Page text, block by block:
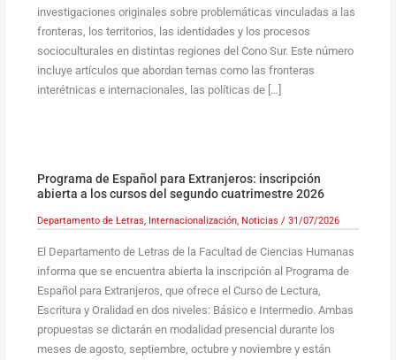
investigaciones originales sobre problemáticas vinculadas a las
fronteras, los territorios, las identidades y los procesos
socioculturales en distintas regiones del Cono Sur. Este número
incluye artículos que abordan temas como las fronteras
interétnicas e internacionales, las políticas de […]
Programa de Español para Extranjeros: inscripción
abierta a los cursos del segundo cuatrimestre 2026
Departamento de Letras, Internacionalización, Noticias / 31/07/2026
El Departamento de Letras de la Facultad de Ciencias Humanas
informa que se encuentra abierta la inscripción al Programa de
Español para Extranjeros, que ofrece el Curso de Lectura,
Escritura y Oralidad en dos niveles: Básico e Intermedio. Ambas
propuestas se dictarán en modalidad presencial durante los
meses de agosto, septiembre, octubre y noviembre y están